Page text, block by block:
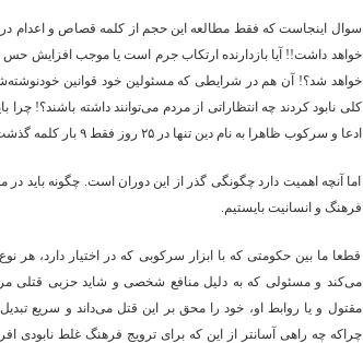
سوال اینجاست که فقط مطالعه این حجم از کلمه قصاص و اعدام در
خواهد داشت!! آیا بازدارنده ارتکاب جرم است یا موجب افزایش
خواهد شد؟! آن هم در شرایطی که مسئولین خود قوانین
کلی نابود کردند چه انتظاراتی از مردم می‌توانند داشته باشند؟!
ادعا و سرکوب ظاهرا به نام دین تنها در ۲۵ روز فقط ۹ بار کلمه گذشت و بخشش به چشم بخورد؟!
اما آنچه اهمیت دارد چگونگی گذر از این دوران است. چگونه باید
فرهنگ و انسانیت بایستیم.
قطعا ما بین حکومتی که با ابزار سرکوبی که در اختیار دارد، هر
می‌کند و مسئولی که به دلیل منافع شخصی و شاید حزبی قتلی
مقتول و یا روابط او، خود را محق بر این قتل می‌داند و سریع
چراکه چه راهی آسانتر از این که برای ترویج فرهنگ غلط نابودی